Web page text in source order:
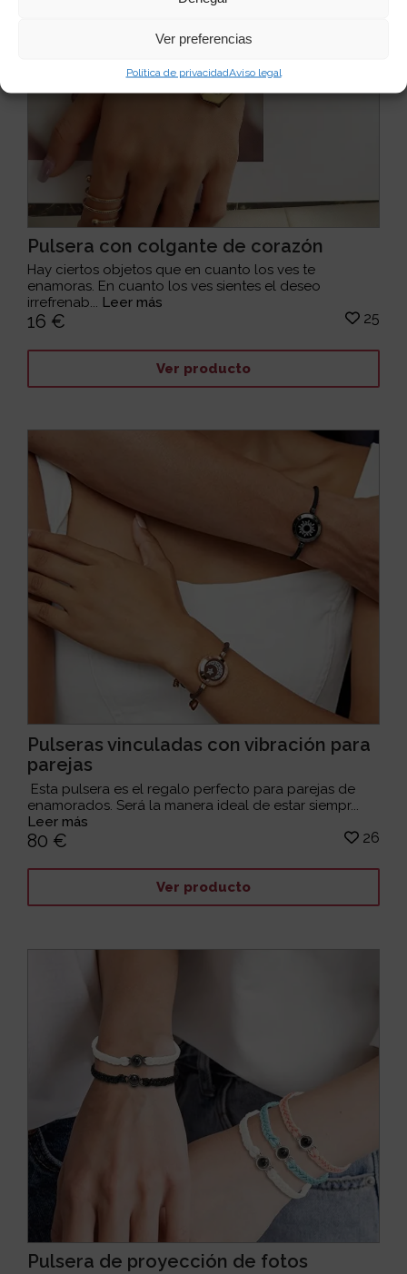
Ver preferencias
Política de privacidadAviso legal
Pulsera con colgante de corazón
Hay ciertos objetos que en cuanto los ves te
enamoras. En cuanto los ves sientes el deseo
irrefrenab... Leer más
16 € 25
Ver producto
Pulseras vinculadas con vibración para
parejas
Esta pulsera es el regalo perfecto para parejas de
enamorados. Será la manera ideal de estar siempr...
Leer más
80 € 26
Ver producto
Pulsera de proyección de fotos